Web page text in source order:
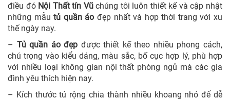
điều đó Nội Thất tín Vũchúng tôi luôn thiết kế và cập nhật
những mẫutủ quần áo đẹp nhất và hợp thời trang với xu
thế ngày nay.
– Tủ quần áo đẹp được thiết kế theo nhiều phong cách,
chú trọng vào kiểu dáng, màu sắc, bố cục hợp lý, phù hợp
với nhiều loại không gian nội thất phòng ngủ mà các gia
đình yêu thích hiện nay.
– Kích thước tủ rộng chia thành nhiều khoang nhỏ để dễ